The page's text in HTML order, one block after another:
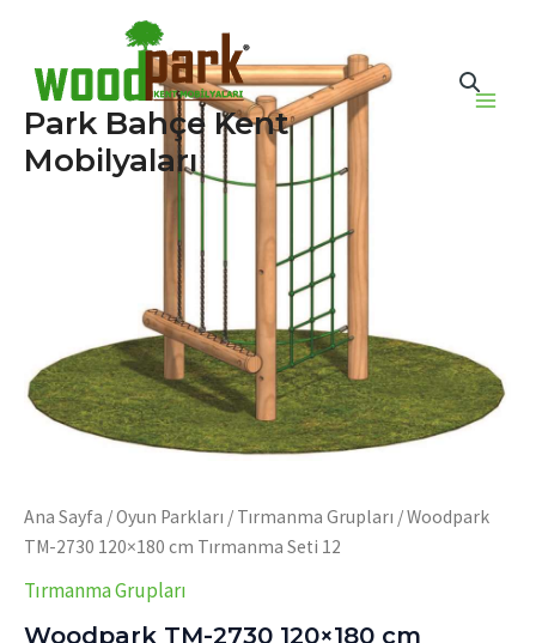
Park Bahçe Kent
Mobilyaları
Ana Sayfa /Oyun Parkları / Tırmanma Grupları / Woodpark
TM-2730 120×180 cm Tırmanma Seti 12
Tırmanma Grupları
Woodpark TM-2730 120×180 cm